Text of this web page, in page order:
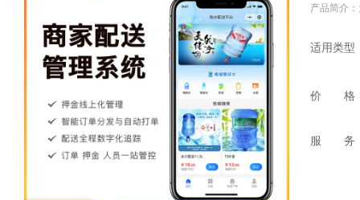
产品简介
适用类型
价 格
服 务